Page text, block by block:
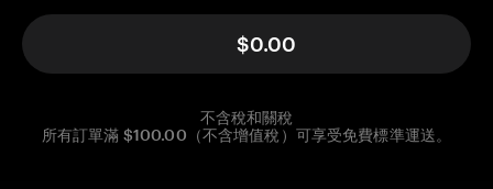
$0.00
不含稅和關稅
所有訂單滿 $100.00（不含增值稅）可享受免費標準運送。